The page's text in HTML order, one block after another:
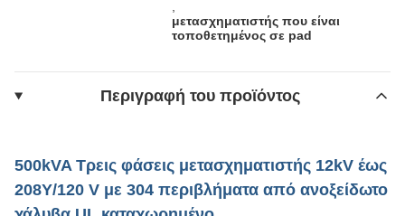
μετασχηματιστής που είναι
τοποθετημένος σε pad
Περιγραφή του προϊόντος
500kVA Τρεις φάσεις μετασχηματιστής 12kV έως
208Y/120 V με 304 περιβλήματα από ανοξείδωτο